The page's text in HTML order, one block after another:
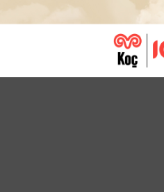
istasyonlarına
her durumda Android 9.0
ağıyla fiziki müdahale